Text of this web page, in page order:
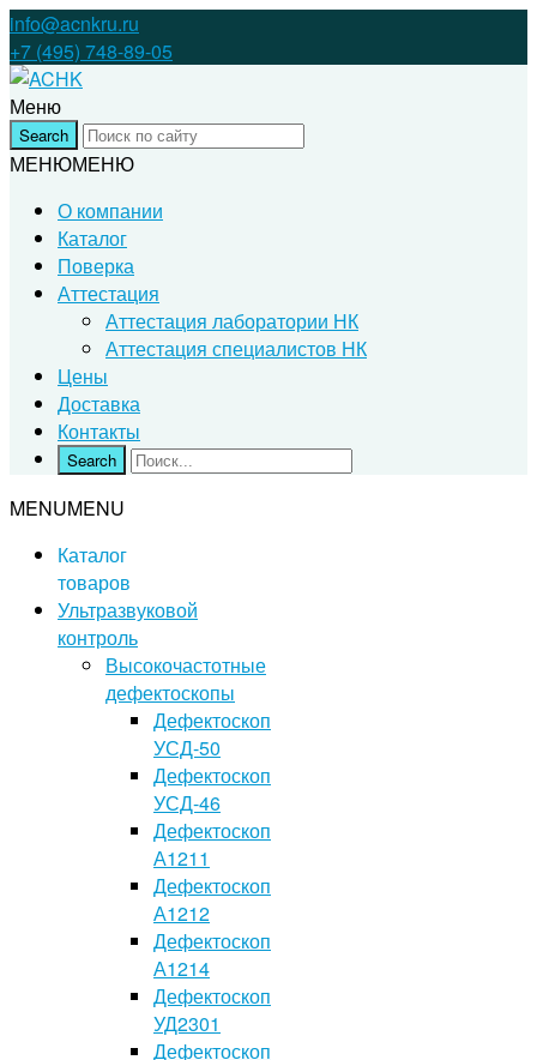
info@acnkru.ru
+7 (495) 748-89-05
Меню
МЕНЮМЕНЮ
О компании
Каталог
Поверка
Аттестация
Аттестация лаборатории НК
Аттестация специалистов НК
Цены
Доставка
Контакты
MENUMENU
Каталог
товаров
Ультразвуковой
контроль
Высокочастотные
дефектоскопы
Дефектоскоп
УСД-50
Дефектоскоп
УСД-46
Дефектоскоп
А1211
Дефектоскоп
А1212
Дефектоскоп
А1214
Дефектоскоп
УД2301
Дефектоскоп